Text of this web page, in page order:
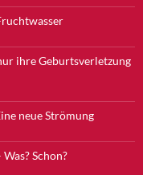
ihre Geburtsverletzung
neue Strömung
Schon?